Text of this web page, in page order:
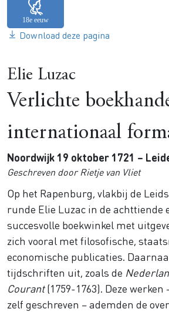
Download deze pagina
Elie Luzac
Verlichte
internationaal
Noordwijk 19 oktober 1721 –
Geschreven door Rietje van Vliet
Op het Rapenburg, vlakbij de
runde Elie Luzac in de achttiende
succesvolle boekwinkel met
zich vooral met filosofische,
economische publicaties.
tijdschriften uit, zoals de
Courant(1759-1763). Deze
zelf geschreven – ademden de